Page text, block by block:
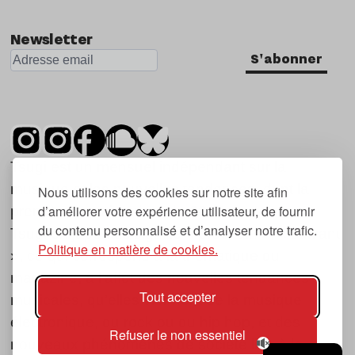
Nous utilisons des cookies sur notre site afin
d’améliorer votre expérience utilisateur, de fournir
du contenu personnalisé et d’analyser notre trafic.
Politique en matière de cookies.
Tout accepter
Refuser le non essentiel
Indie
Newsletter
S'abonner
Tsugi est un mensuel indépendant sur la
musique et les nouvelles tendances, dont la
première parution date de 2007.
Tsugi en japonais signifie « prochain », « suivant
», ce qui correspond à la thématique du
magazine, à l’affût des nouvelles tendances
musicales, qu’elles viennent de la musique
électronique, du rock ou du hip hop, et des
nouveaux phénomènes de société liés à la